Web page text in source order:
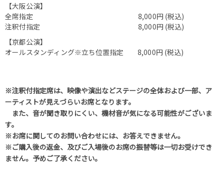
【大阪公演】
全席指定 8,000円 (税込)
注釈付指定 8,000円 (税込)
【京都公演】
オールスタンディング※立ち位置指定 8,000円 (税込)
※注釈付指定席は、映像や演出などステージの全体および一部、ア
ーティストが見えづらいお席となります。
また、音が聞き取りにくい、機材音が気になる可能性がございま
す。
※お席に関してのお問い合わせには、お答えできません。
※ご購入後の返金、及びご入場後のお席の振替等は一切お受けでき
ません。予めご了承ください。